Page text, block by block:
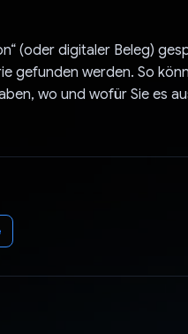
(oder digitaler Beleg)
gefunden werden. So
wo und wofür Sie es